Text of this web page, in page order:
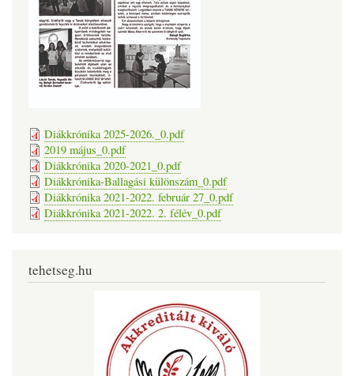
Diákkrónika 2025-2026._0.pdf
2019 május_0.pdf
Diákkrónika 2020-2021_0.pdf
Diákkrónika-Ballagási különszám_0.pdf
Diákkrónika 2021-2022. február 27_0.pdf
Diákkrónika 2021-2022. 2. félév_0.pdf
tehetseg.hu